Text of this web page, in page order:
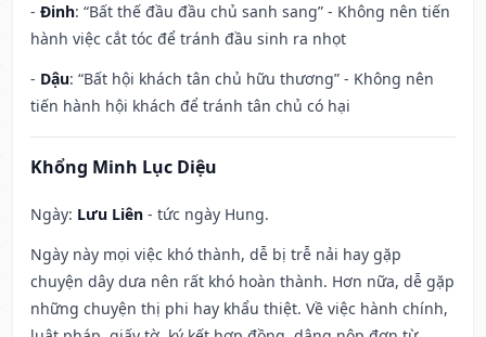
- Đinh: “Bất thế đầu đầu chủ sanh sang” - Không nên tiến
hành việc cắt tóc để tránh đầu sinh ra nhọt
- Dậu: “Bất hội khách tân chủ hữu thương” - Không nên
tiến hành hội khách để tránh tân chủ có hại
Khổng Minh Lục Diệu
Ngày: Lưu Liên - tức ngày Hung.
Ngày này mọi việc khó thành, dễ bị trễ nải hay gặp
chuyện dây dưa nên rất khó hoàn thành. Hơn nữa, dễ gặp
những chuyện thị phi hay khẩu thiệt. Về việc hành chính,